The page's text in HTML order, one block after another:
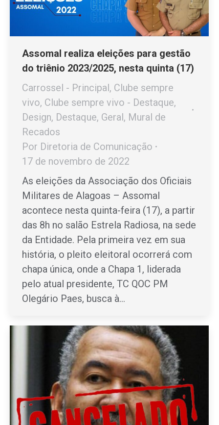
Assomal realiza eleições para gestão
do triênio 2023/2025, nesta quinta (17)
Carrossel - Principal, Clube sempre
vivo, Clube sempre vivo - Destaque,
Design, Destaque, Geral, Mural de
Recados
Por Diretoria de Comunicação
17 de novembro de 2022
As eleições da Associação dos Oficiais
Militares de Alagoas – Assomal
acontece nesta quinta-feira (17), a partir
das 8h no salão Estrela Radiosa, na sede
da Entidade. Pela primeira vez em sua
história, o pleito eleitoral ocorrerá com
chapa única, onde a Chapa 1, liderada
pelo atual presidente, TC QOC PM
Olegário Paes, busca à…